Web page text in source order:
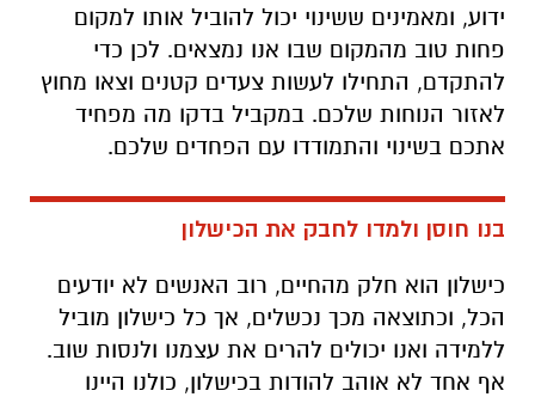
ידוע, ומאמינים ששינוי יכול להוביל אותו למקום
פחות טוב מהמקום שבו אנו נמצאים. לכן כדי
להתקדם, התחילו לעשות צעדים קטנים וצאו מחוץ
לאזור הנוחות שלכם. במקביל בדקו מה מפחיד
אתכם בשינוי והתמודדו עם הפחדים שלכם.
בנו חוסן ולמדו לחבק את הכישלון
כישלון הוא חלק מהחיים, רוב האנשים לא יודעים
הכל, וכתוצאה מכך נכשלים, אך כל כישלון מוביל
ללמידה ואנו יכולים להרים את עצמנו ולנסות שוב.
אף אחד לא אוהב להודות בכישלון, כולנו היינו